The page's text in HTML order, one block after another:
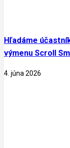
Hľadáme
výmenu Scroll
4. júna 2026